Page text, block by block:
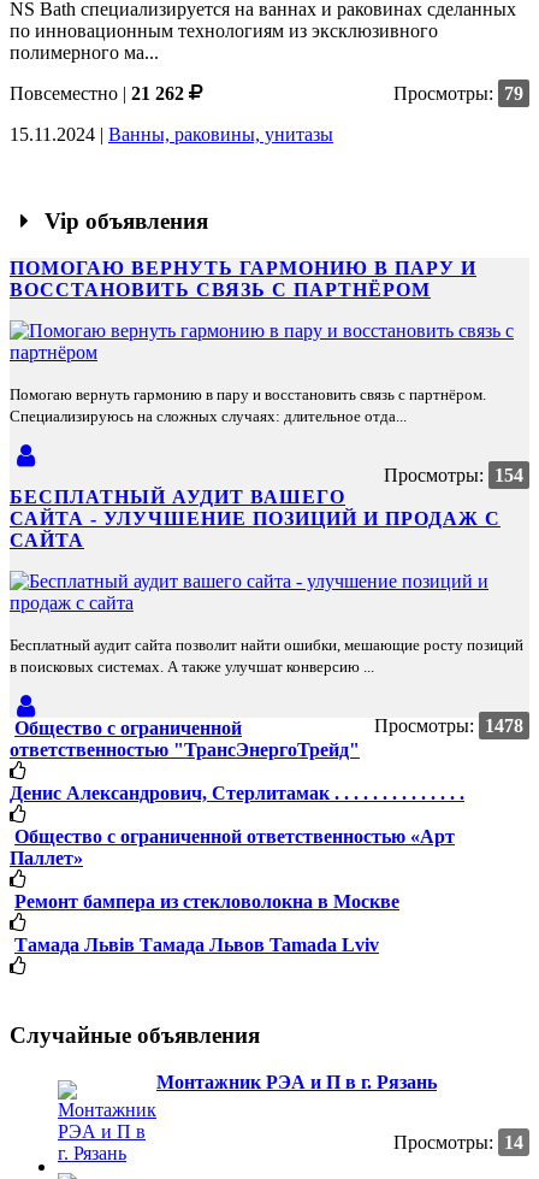
NS Bath специализируется на ваннах и раковинах сделанных
по инновационным технологиям из эксклюзивного
полимерного ма...
Повсеместно | 21 262 Просмотры:
79
15.11.2024 | Ванны, раковины, унитазы
Vip объявления
ПОМОГАЮ ВЕРНУТЬ ГАРМОНИЮ В ПАРУ И
ВОССТАНОВИТЬ СВЯЗЬ С ПАРТНЁРОМ
Помогаю вернуть гармонию в пару и восстановить связь с партнёром.
Специализируюсь на сложных случаях: длительное отда...
Просмотры:
154
БЕСПЛАТНЫЙ АУДИТ ВАШЕГО
САЙТА - УЛУЧШЕНИЕ ПОЗИЦИЙ И ПРОДАЖ С
САЙТА
Бесплатный аудит сайта позволит найти ошибки, мешающие росту позиций
в поисковых системах. А также улучшат конверсию ...
Просмотры: 1478
Общество с ограниченной
ответственностью "ТрансЭнергоТрейд"
Денис Александрович, Стерлитамак . . . . . . . . . . . . . .
Общество с ограниченной ответственностью «Арт
Паллет»
Ремонт бампера из стекловолокна в Москве
Тамада Львів Тамада Львoв Tamada Lviv
Случайные объявления
Монтажник РЭА и П в г. Рязань
Просмотры: 14